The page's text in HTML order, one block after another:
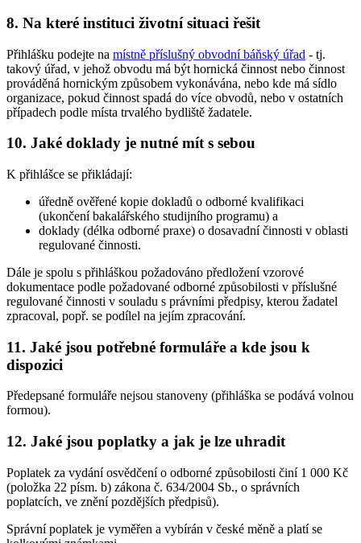
8. Na které instituci životní situaci řešit
Přihlášku podejte na místně příslušný obvodní báňský úřad - tj.
takový úřad, v jehož obvodu má být hornická činnost nebo činnost
prováděná hornickým způsobem vykonávána, nebo kde má sídlo
organizace, pokud činnost spadá do více obvodů, nebo v ostatních
případech podle místa trvalého bydliště žadatele.
10. Jaké doklady je nutné mít s sebou
K přihlášce se přikládají:
úředně ověřené kopie dokladů o odborné kvalifikaci
(ukončení bakalářského studijního programu) a
doklady (délka odborné praxe) o dosavadní činnosti v oblasti
regulované činnosti.
Dále je spolu s přihláškou požadováno předložení vzorové
dokumentace podle požadované odborné způsobilosti v příslušné
regulované činnosti v souladu s právními předpisy, kterou žadatel
zpracoval, popř. se podílel na jejím zpracování.
11. Jaké jsou potřebné formuláře a kde jsou k
dispozici
Předepsané formuláře nejsou stanoveny (přihláška se podává volnou
formou).
12. Jaké jsou poplatky a jak je lze uhradit
Poplatek za vydání osvědčení o odborné způsobilosti činí 1 000 Kč
(položka 22 písm. b) zákona č. 634/2004 Sb., o správních
poplatcích, ve znění pozdějších předpisů).
Správní poplatek je vyměřen a vybírán v české měně a platí se